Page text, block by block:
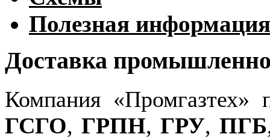
Полезная информация
Доставка
Компания «Промгазтех»
ГСГО, ГРПН, ГРУ, ПГБ